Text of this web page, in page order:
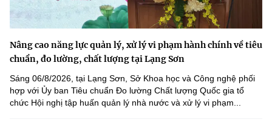
Nâng cao năng lực quản lý, xử lý vi phạm hành chính về tiêu
chuẩn, đo lường, chất lượng tại Lạng Sơn
Sáng 06/8/2026, tại Lạng Sơn, Sở Khoa học và Công nghệ phối
hợp với Ủy ban Tiêu chuẩn Đo lường Chất lượng Quốc gia tổ
chức Hội nghị tập huấn quản lý nhà nước và xử lý vi phạm...